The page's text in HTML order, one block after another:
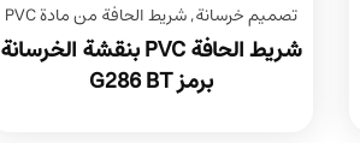
تصميم خرسانة,شريط الحافة من مادة PVC
شريط الحافة PVC بنقشة الخرسانة
برمز G286 BT